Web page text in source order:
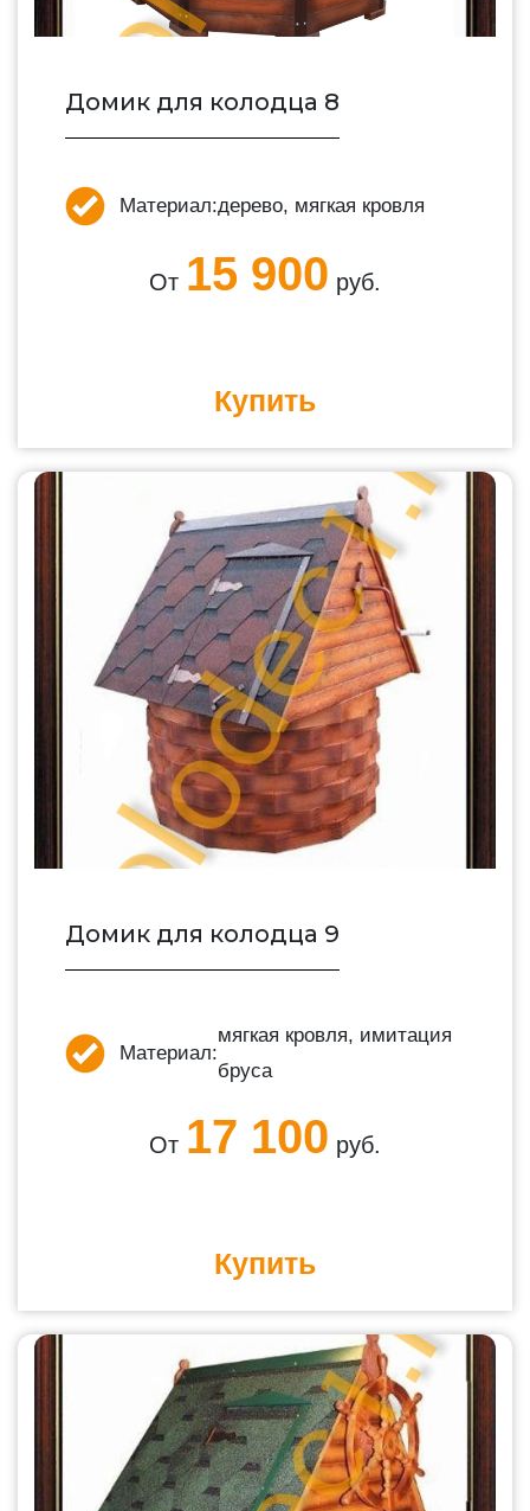
Домик для колодца 8
Материал:дерево, мягкая кровля
От 15 900 руб.
Купить
Домик для колодца 9
Материал:
мягкая кровля, имитация
бруса
От 17 100 руб.
Купить